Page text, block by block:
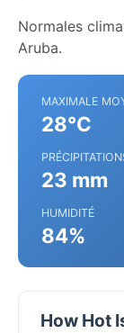
Normales
Aruba.
MAXIMALE
28°C
23 mm
HUMIDITÉ
84%
How Hot